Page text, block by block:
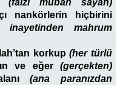
mübah sayan)
nankörlerin hiçbirini
mahrum
korkup (her türlü
ve eğer(gerçekten)
(ana paranızdan